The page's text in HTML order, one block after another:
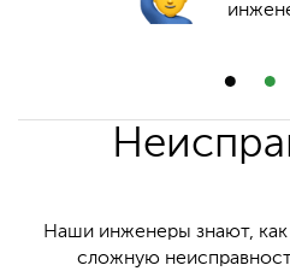
Наши инженеры знают,
сложную